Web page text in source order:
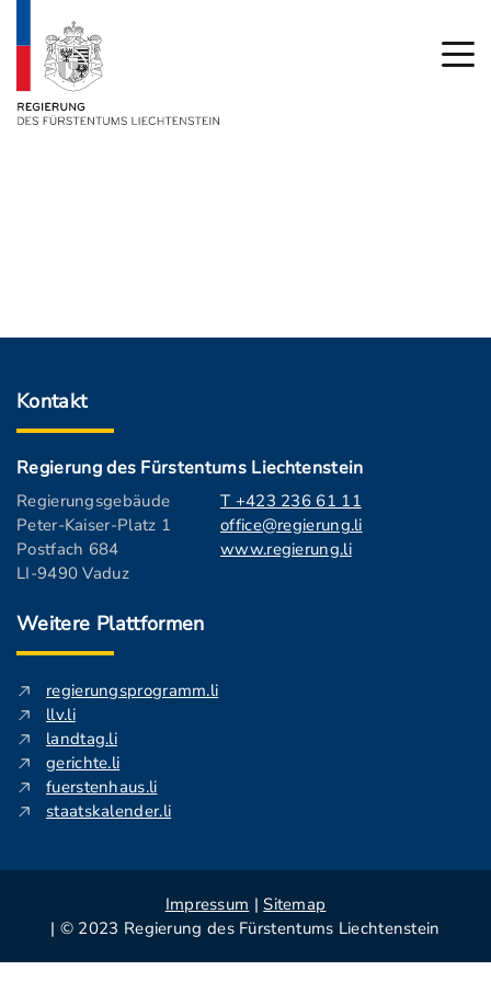
Kontakt
Regierung des Fürstentums Liechtenstein
Regierungsgebäude
Peter-Kaiser-Platz 1
Postfach 684
LI-9490 Vaduz
T +423 236 61 11
office@regierung.li
www.regierung.li
Weitere Plattformen
regierungsprogramm.li
llv.li
landtag.li
gerichte.li
fuerstenhaus.li
staatskalender.li
Impressum | Sitemap
| © 2023 Regierung des Fürstentums Liechtenstein